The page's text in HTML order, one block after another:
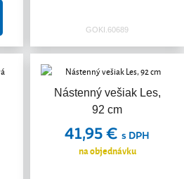
GOKI.60689
Nástenný vešiak Les,
92 cm
41,95 € s DPH
na objednávku